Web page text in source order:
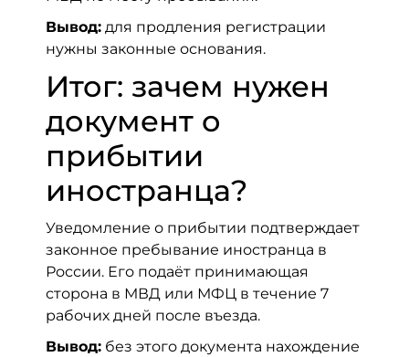
Вывод: для продления регистрации
нужны законные основания.
Итог: зачем нужен
документ о
прибытии
иностранца?
Уведомление о прибытии подтверждает
законное пребывание иностранца в
России. Его подаёт принимающая
сторона в МВД или МФЦ в течение 7
рабочих дней после въезда.
Вывод: без этого документа нахождение